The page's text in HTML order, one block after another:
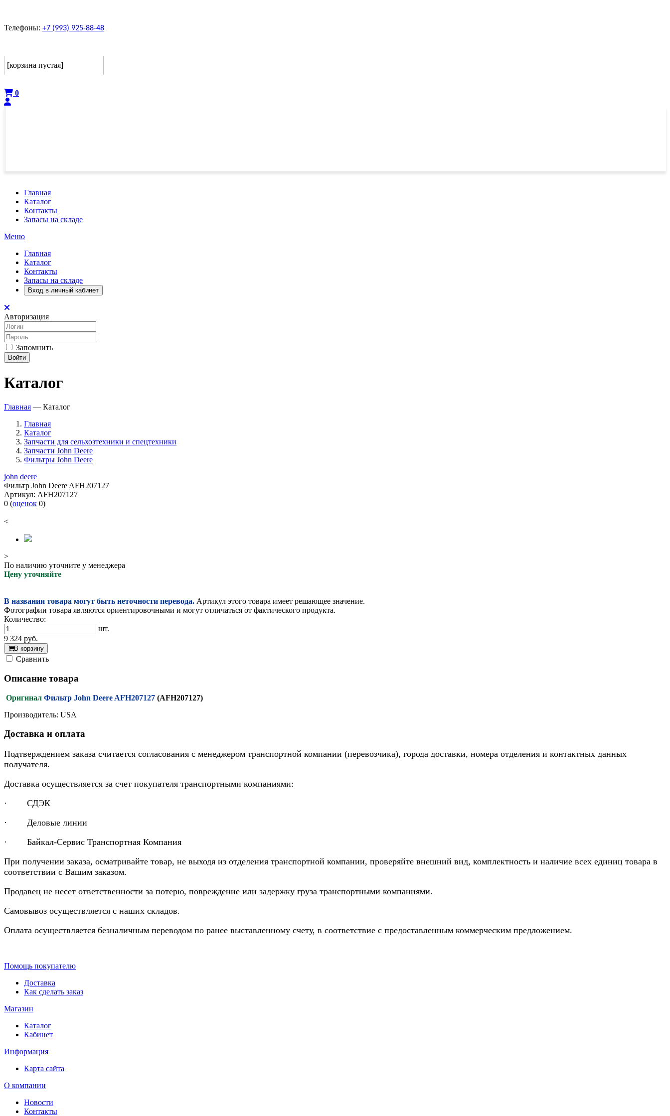
Телефоны: +7 (993) 925-88-48
[корзина пустая]
0
Главная
Каталог
Контакты
Запасы на складе
Меню
Главная
Каталог
Контакты
Запасы на складе
Вход в личный кабинет
Авторизация
Запомнить
Войти
Каталог
Главная — Каталог
Главная
Каталог
Запчасти для сельхозтехники и спецтехники
Запчасти John Deere
Фильтры John Deere
john deere
Фильтр John Deere AFH207127
Артикул: AFH207127
0 (оценок 0)
<
>
По наличию уточните у менеджера
Цену уточняйте
В названии товара могут быть неточности перевода. Артикул этого товара имеет решающее значение.
Фотографии товара являются ориентировочными и могут отличаться от фактического продукта.
Количество:
шт.
9 324 руб.
В корзину
Cравнить
Описание товара
Оригинал Фильтр John Deere AFH207127 (AFH207127)
Производитель: USA
Доставка и оплата
Подтверждением заказа считается согласования с менеджером транспортной компании (перевозчика), города доставки, номера отделения и контактных данных
получателя.
Доставка осуществляется за счет покупателя транспортными компаниями:
· СДЭК
· Деловые линии
· Байкал-Сервис Транспортная Компания
При получении заказа, осматривайте товар, не выходя из отделения транспортной компании, проверяйте внешний вид, комплектность и наличие всех единиц товара в
соответствии с Вашим заказом.
Продавец не несет ответственности за потерю, повреждение или задержку груза транспортными компаниями.
Самовывоз осуществляется с наших складов.
Оплата осуществляется безналичным переводом по ранее выставленному счету, в соответствие с предоставленным коммерческим предложением.
Помощь покупателю
Доставка
Как сделать заказ
Магазин
Каталог
Кабинет
Информация
Карта сайта
О компании
Новости
Контакты